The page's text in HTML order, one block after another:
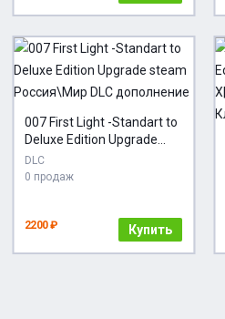
007 First Light -Standart to
Deluxe Edition Upgrade
steam Россия\Мир DLC
дополнение
DLC
0 продаж
2200 ₽ Купить